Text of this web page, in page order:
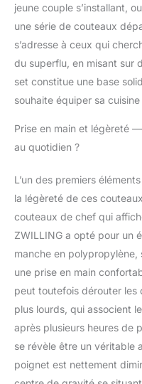
jeune couple s’installant,
une série de couteaux
s’adresse à ceux qui
du superflu, en misant sur
set constitue une base
souhaite équiper sa
Prise en main et légèreté
au quotidien ?
L’un des premiers
la légèreté de ces
couteaux de chef qui
ZWILLING a opté pour un
manche en polypropylène,
une prise en main
peut toutefois dérouter les
plus lourds, qui associent
après plusieurs heures de
se révèle être un véritable
poignet est nettement